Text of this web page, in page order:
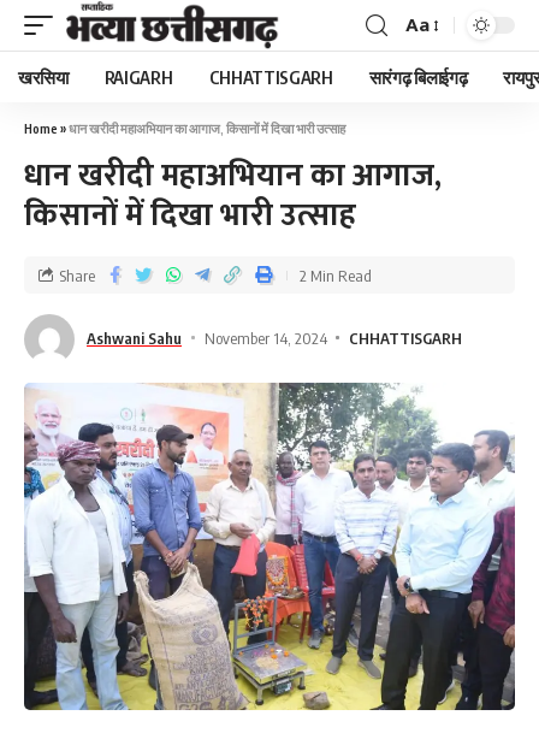
Aa
खरसिया RAIGARH CHHATTISGARH सारंगढ़ बिलाईगढ़
Home »धान खरीदी महाअभियान का आगाज, किसानों में दिखा भारी उत्साह
धान खरीदी महाअभियान का आगाज,
किसानों में दिखा भारी उत्साह
Ashwani Sahu November 14, 2024 CHHATTISGARH
Share 2 Min Read